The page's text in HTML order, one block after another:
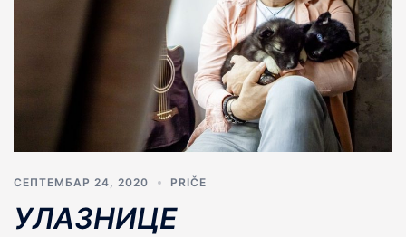
СЕПТЕМБАР 24, 2020 PRIČE
УЛАЗНИЦЕ